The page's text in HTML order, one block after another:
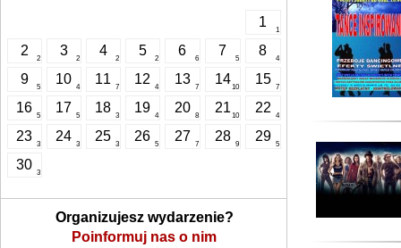
1
1
2
2
3
2
4
2
5
2
6
6
7
5
8
4
9
5
10
4
11
7
12
4
13
7
14
10
15
7
16
5
17
5
18
3
19
4
20
8
21
10
22
4
23
3
24
3
25
3
26
5
27
7
28
9
29
5
30
3
Organizujesz wydarzenie?
Poinformuj nas o nim